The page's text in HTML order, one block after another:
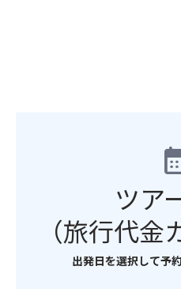
ツア
（旅行代金
出発日を選択して予